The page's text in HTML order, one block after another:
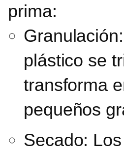
prima:
Granulación:
plástico se
transforma
pequeños
Secado: